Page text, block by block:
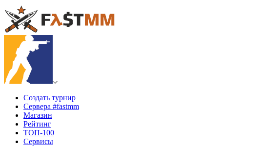
Создать турнир
Сервера #fastmm
Магазин
Рейтинг
ТОП-100
Сервисы